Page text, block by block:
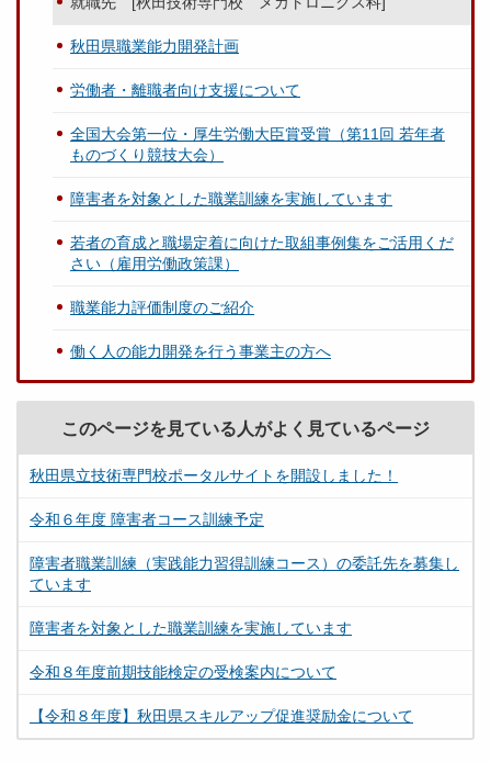
秋田県職業能力開発計画
労働者・離職者向け支援について
全国大会第一位・厚生労働大臣賞受賞（第11回 若年者
ものづくり競技大会）
障害者を対象とした職業訓練を実施しています
若者の育成と職場定着に向けた取組事例集をご活用くだ
さい（雇用労働政策課）
職業能力評価制度のご紹介
働く人の能力開発を行う事業主の方へ
このページを見ている人がよく見ているページ
秋田県立技術専門校ポータルサイトを開設しました！
令和６年度 障害者コース訓練予定
障害者職業訓練（実践能力習得訓練コース）の委託先を募集し
ています
障害者を対象とした職業訓練を実施しています
令和８年度前期技能検定の受検案内について
【令和８年度】秋田県スキルアップ促進奨励金について